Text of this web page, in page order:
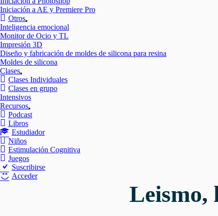
Iniciación a AE y Premiere Pro
Otros
Mostrar
el
submenú
Inteligencia emocional
Monitor de Ocio y TL
Impresión 3D
Diseño y fabricación de moldes de silicona para resina
Moldes de silicona
Clases
Mostrar
el
submenú
Clases Individuales
Clases en grupo
Intensivos
Recursos
Mostrar
el
Podcast
Libros
Estudiador
Niños
Estimulación Cognitiva
Juegos
Suscribirse
Acceder
Leismo,